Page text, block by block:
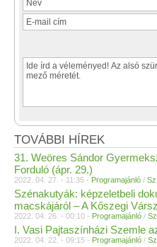
TOVÁBBI HÍREK
31. Weöres Sándor
Forduló (ápr. 29.)
2022. 04. 27. - 11:35 - Programajánló /
Szénakutyák: képzeletbeli
macskájáról – A Kőszegi
2022. 04. 26. - 00:10 - Programajánló /
I. Vasi Pajtaszínházi Szemle
2022. 04. 22. - 09:15 - Programajánló /